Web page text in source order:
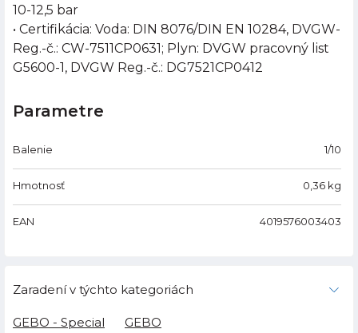
10-12,5 bar
• Certifikácia: Voda: DIN 8076/DIN EN 10284, DVGW-
Reg.-č.: CW-7511CP0631; Plyn: DVGW pracovný list
G5600-1, DVGW Reg.-č.: DG7521CP0412
Parametre
Balenie 1/10
Hmotnosť 0,36 kg
EAN 4019576003403
Zaradení v týchto kategoriách
GEBO - Special GEBO